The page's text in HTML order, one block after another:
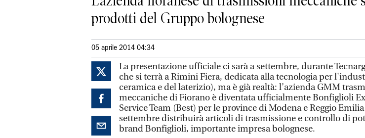
prodotti del Gruppo bolognese
05 aprile 2014 04:34
La presentazione ufficiale ci sarà a settembre, durante
che si terrà a Rimini Fiera, dedicata alla tecnologia per
ceramica e del laterizio), ma è già realtà: l’azienda GMM
meccaniche di Fiorano è diventata ufficialmente Bonfiglioli
Service Team (Best) per le province di Modena e Reggio
settembre distribuirà articoli di trasmissione e controllo di
brand Bonfiglioli, importante impresa bolognese.